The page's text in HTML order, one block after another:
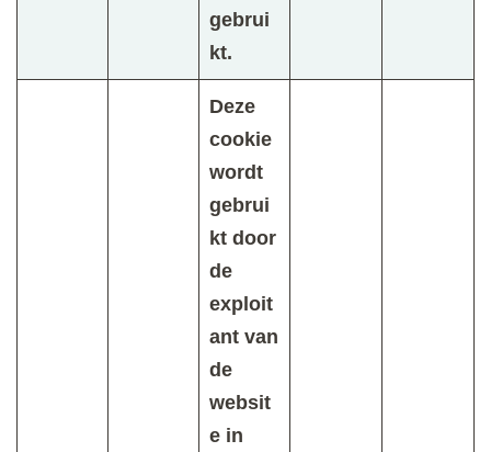
gebrui
kt.
Deze
cookie
wordt
gebrui
kt door
de
exploit
ant van
de
websit
e in